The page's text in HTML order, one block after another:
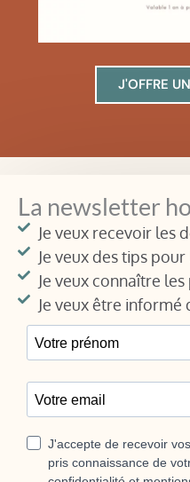
J'OFFRE
La newsletter
Je veux recevoir les
Je veux des tips
Je veux connaître
Je veux être